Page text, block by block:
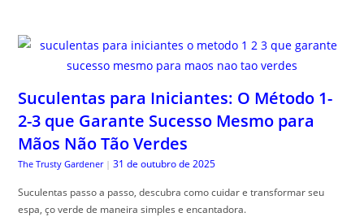
Suculentas para Iniciantes: O Método 1-
2-3 que Garante Sucesso Mesmo para
Mãos Não Tão Verdes
The Trusty Gardener | 31 de outubro de 2025
Suculentas passo a passo, descubra como cuidar e transformar seu
espa, ço verde de maneira simples e encantadora.